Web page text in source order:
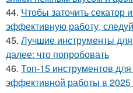
44. Чтобы заточить секатор
эффективную работу,
45. Лучшие инструменты
далее: что попробовать
46. Топ-15 инструментов
эффективной работы в 2025